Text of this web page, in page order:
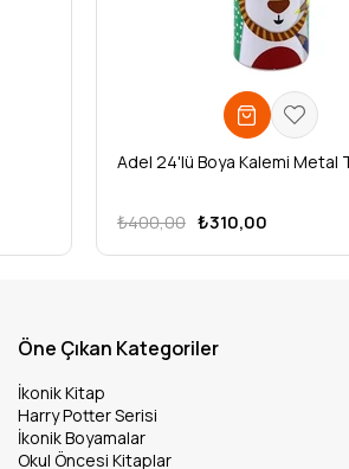
Adel 24'lü Boya Kalemi Metal
₺310,00
₺400,00
Öne Çıkan Kategoriler
İkonik Kitap
Harry Potter Serisi
İkonik Boyamalar
Okul Öncesi Kitaplar